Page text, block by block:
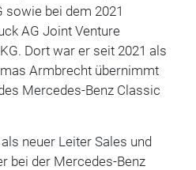
sowie bei dem 2021
AG Joint Venture
Dort war er seit 2021 als
Armbrecht übernimmt
Mercedes-Benz Classic
neuer Leiter Sales und
bei der Mercedes-Benz